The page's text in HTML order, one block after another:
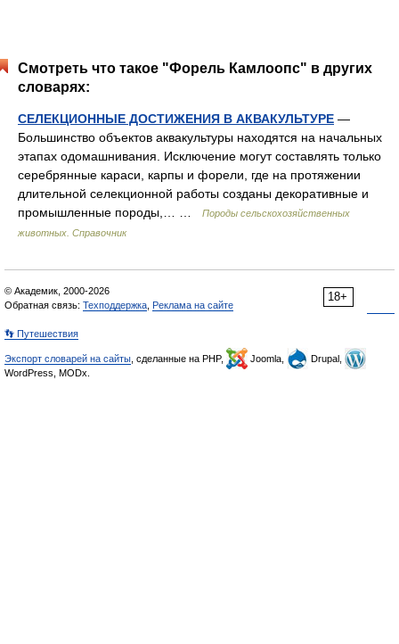
Смотреть что такое "Форель Камлоопс" в других
словарях:
СЕЛЕКЦИОННЫЕ ДОСТИЖЕНИЯ В АКВАКУЛЬТУРЕ —
Большинство объектов аквакультуры находятся на начальных
этапах одомашнивания. Исключение могут составлять только
серебрянные караси, карпы и форели, где на протяжении
длительной селекционной работы созданы декоративные и
промышленные породы,… …
Породы сельскохозяйственных
животных. Справочник
18+
© Академик, 2000-2026
Обратная связь: Техподдержка Реклама на сайте
👣 Путешествия
Экспорт словарей на сайты , сделанные на PHP, Joomla,
Drupal,
WordPress, MODx.